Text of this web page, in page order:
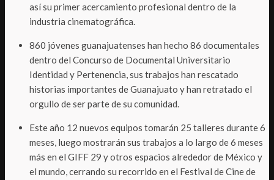
así su primer acercamiento profesional dentro de la
industria cinematográfica.
860 jóvenes guanajuatenses han hecho 86 documentales
dentro del Concurso de Documental Universitario
Identidad y Pertenencia, sus trabajos han rescatado
historias importantes de Guanajuato y han retratado el
orgullo de ser parte de su comunidad.
Este año 12 nuevos equipos tomarán 25 talleres durante 6
meses, luego mostrarán sus trabajos a lo largo de 6 meses
más en el GIFF 29 y otros espacios alrededor de México y
el mundo, cerrando su recorrido en el Festival de Cine de